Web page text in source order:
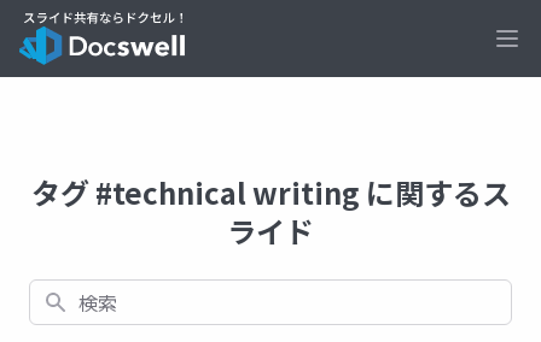
タグ #technical writing に関するス
ライド
検索